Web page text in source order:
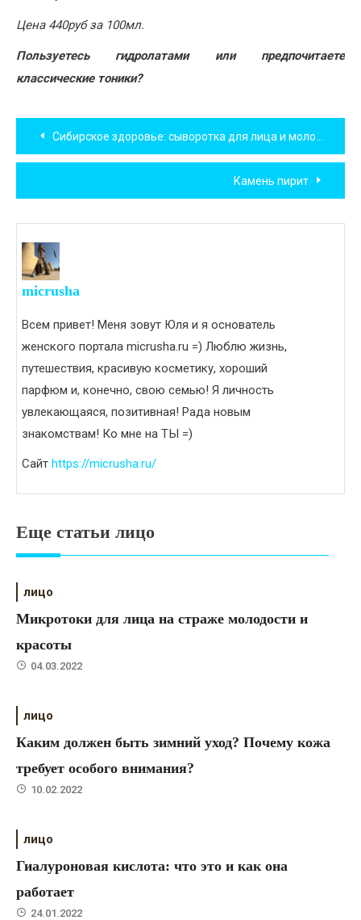
Цена 440руб за 100мл.
Пользуетесь гидролатами или предпочитаете
классические тоники?
Навигация
по
записям
Сибирское здоровье: сыворотка для лица и молочко для тела
Камень пирит
micrusha
Всем привет! Меня зовут Юля и я основатель
женского портала micrusha.ru =) Люблю жизнь,
путешествия, красивую косметику, хороший
парфюм и, конечно, свою семью! Я личность
увлекающаяся, позитивная! Рада новым
знакомствам! Ко мне на ТЫ =)
Сайт https://micrusha.ru/
Еще статьи лицо
лицо
Микротоки для лица на страже молодости и
красоты
04.03.2022
лицо
Каким должен быть зимний уход? Почему кожа
требует особого внимания?
10.02.2022
лицо
Гиалуроновая кислота: что это и как она
работает
24.01.2022